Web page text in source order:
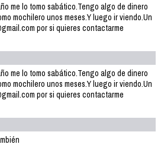
me lo tomo sabático.Tengo algo de dinero
mochilero unos meses.Y luego ir viendo.Un
por si quieres contactarme
me lo tomo sabático.Tengo algo de dinero
mochilero unos meses.Y luego ir viendo.Un
por si quieres contactarme